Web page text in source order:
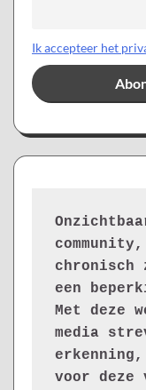
Ik accepteer het
chronisch
een
Met deze
media
voor deze